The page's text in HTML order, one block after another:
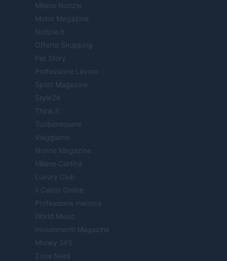
Milano Notizie
Motor Magazine
Notizie.it
Offerte Shopping
Pet Story
Professione Lavoro
Sport Magazine
Style24
Think.it
Tuobenessere
Viaggiamo
Nonne Magazine
Milano Cortina
Luxury Club
Il Calcio Online
Professione mamma
World Music
Investimenti Magazine
Money 365
Zona Nerd